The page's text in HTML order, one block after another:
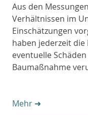
Aus den
Verhältnissen im
Einschätzungen
haben jederzeit die
eventuelle
Baumaßnahme
Mehr ➜